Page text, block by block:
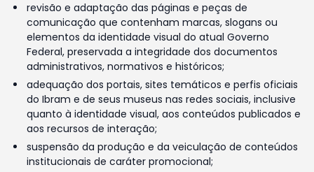
revisão e adaptação das páginas e peças de
comunicação que contenham marcas, slogans ou
elementos da identidade visual do atual Governo
Federal, preservada a integridade dos documentos
administrativos, normativos e históricos;
adequação dos portais, sites temáticos e perfis oficiais
do Ibram e de seus museus nas redes sociais, inclusive
quanto à identidade visual, aos conteúdos publicados e
aos recursos de interação;
suspensão da produção e da veiculação de conteúdos
institucionais de caráter promocional;